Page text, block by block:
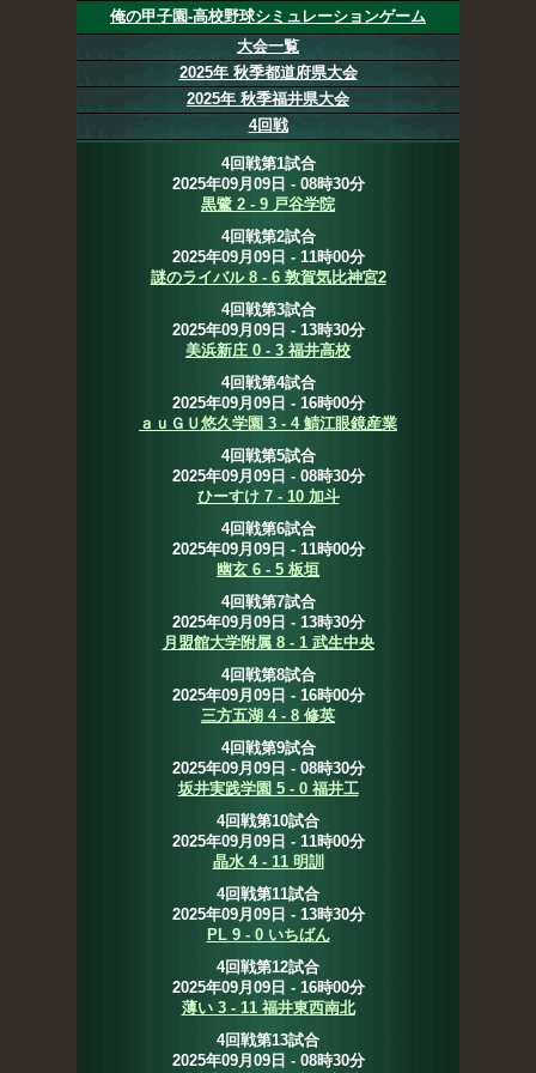
俺の甲子園-高校野球シミュレーションゲーム
大会一覧
2025年 秋季都道府県大会
2025年 秋季福井県大会
4回戦
4回戦第1試合
2025年09月09日 - 08時30分
黒鷺 2 - 9 戸谷学院
4回戦第2試合
2025年09月09日 - 11時00分
謎のライバル 8 - 6 敦賀気比神宮2
4回戦第3試合
2025年09月09日 - 13時30分
美浜新庄 0 - 3 福井高校
4回戦第4試合
2025年09月09日 - 16時00分
ａｕＧＵ悠久学園 3 - 4 鯖江眼鏡産業
4回戦第5試合
2025年09月09日 - 08時30分
ひーすけ 7 - 10 加斗
4回戦第6試合
2025年09月09日 - 11時00分
幽玄 6 - 5 板垣
4回戦第7試合
2025年09月09日 - 13時30分
月盟館大学附属 8 - 1 武生中央
4回戦第8試合
2025年09月09日 - 16時00分
三方五湖 4 - 8 修英
4回戦第9試合
2025年09月09日 - 08時30分
坂井実践学園 5 - 0 福井工
4回戦第10試合
2025年09月09日 - 11時00分
晶水 4 - 11 明訓
4回戦第11試合
2025年09月09日 - 13時30分
PL 9 - 0 いちばん
4回戦第12試合
2025年09月09日 - 16時00分
薄い 3 - 11 福井東西南北
4回戦第13試合
2025年09月09日 - 08時30分